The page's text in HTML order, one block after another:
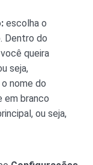
escolha o
Dentro do
queira
seja,
nome do
em branco
ou seja,